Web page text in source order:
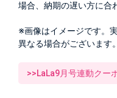
場合、納期の遅い方に合
※画像はイメージです。
異なる場合がございます。
>>LaLa9月号連動クー